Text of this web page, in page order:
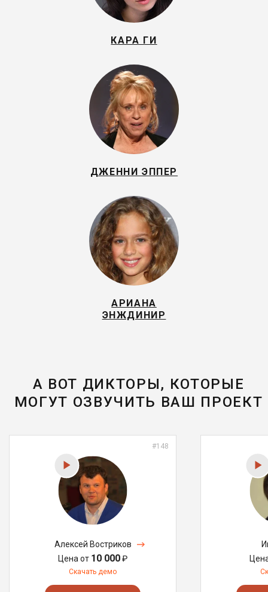
КАРА ГИ
ДЖЕННИ ЭППЕР
АРИАНА
ЭНЖДИНИР
А ВОТ ДИКТОРЫ, КОТОРЫЕ
МОГУТ ОЗВУЧИТЬ ВАШ ПРОЕКТ
#148
Алексей Востриков
Цена от 10 000₽
Скачать демо